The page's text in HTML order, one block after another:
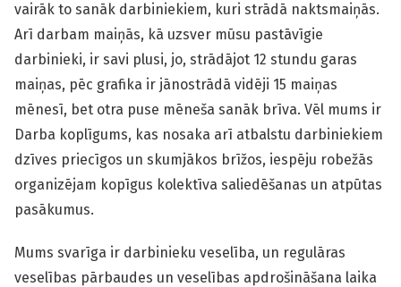
vairāk to sanāk darbiniekiem, kuri strādā naktsmaiņās.
Arī darbam maiņās, kā uzsver mūsu pastāvīgie
darbinieki, ir savi plusi, jo, strādājot 12 stundu garas
maiņas, pēc grafika ir jānostrādā vidēji 15 maiņas
mēnesī, bet otra puse mēneša sanāk brīva. Vēl mums ir
Darba koplīgums, kas nosaka arī atbalstu darbiniekiem
dzīves priecīgos un skumjākos brīžos, iespēju robežās
organizējam kopīgus kolektīva saliedēšanas un atpūtas
pasākumus.
Mums svarīga ir darbinieku veselība, un regulāras
veselības pārbaudes un veselības apdrošināšana laika